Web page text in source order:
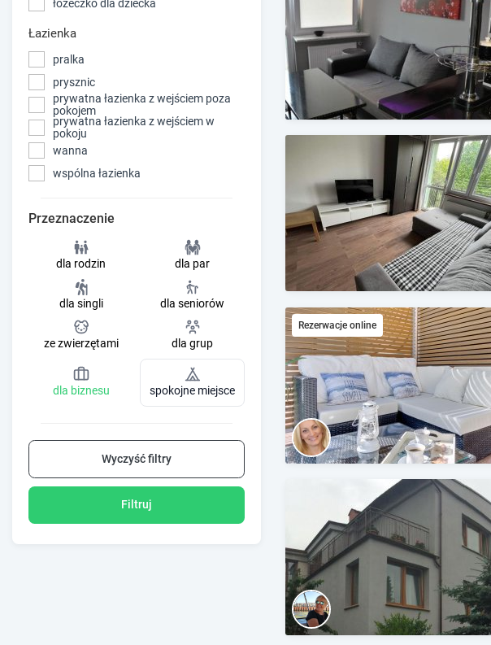
r
t
c
u
t
o
r
c
h
a
n
g
i
g
d
a
t
e
s
.
łóżeczko dla dziecka
Łazienka
pralka
prysznic
prywatna łazienka z wejściem poza
pokojem
prywatna łazienka z wejściem w
pokoju
wanna
wspólna łazienka
Przeznaczenie
dla rodzin dla par
dla singli dla seniorów
ze zwierzętami dla grup
dla biznesu spokojne miejsce
Wyczyść filtry
Filtruj
Rezerwacje online